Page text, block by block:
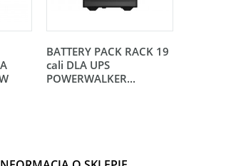
BATTERY PACK RACK 19
cali DLA UPS
POWERWALKER...